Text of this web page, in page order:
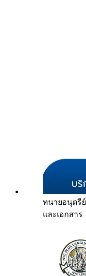
ทนายอนุตรีย์
และเอกสาร